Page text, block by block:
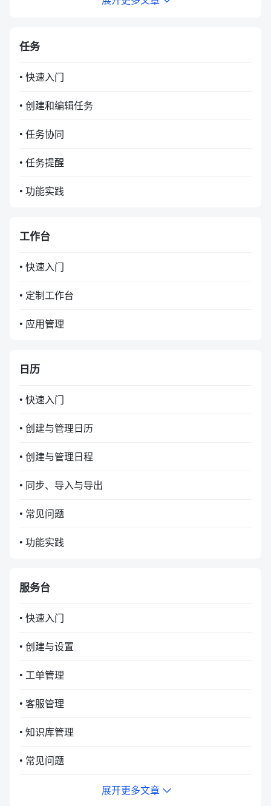
任务
• 快速入门
• 创建和编辑任务
• 任务协同
• 任务提醒
• 功能实践
工作台
• 快速入门
• 定制工作台
• 应用管理
日历
• 快速入门
• 创建与管理日历
• 创建与管理日程
• 同步、导入与导出
• 常见问题
• 功能实践
服务台
• 快速入门
• 创建与设置
• 工单管理
• 客服管理
• 知识库管理
• 常见问题
展开更多文章